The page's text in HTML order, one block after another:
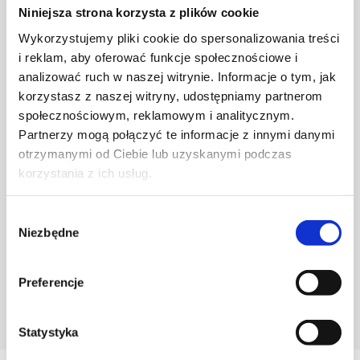
Niniejsza strona korzysta z plików cookie
Wykorzystujemy pliki cookie do spersonalizowania treści
i reklam, aby oferować funkcje społecznościowe i
analizować ruch w naszej witrynie. Informacje o tym, jak
korzystasz z naszej witryny, udostępniamy partnerom
społecznościowym, reklamowym i analitycznym.
Partnerzy mogą połączyć te informacje z innymi danymi
otrzymanymi od Ciebie lub uzyskanymi podczas
korzystania z ich usług.
zgody
Niezbędne
Preferencje
Statystyka